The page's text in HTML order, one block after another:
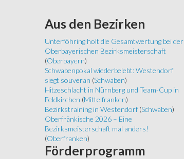
Aus den Bezirken
Unterföhring holt die Gesamtwertung bei der
Oberbayerischen Bezirksmeisterschaft
(Oberbayern)
Schwabenpokal wiederbelebt: Westendorf
siegt souverän (Schwaben)
Hitzeschlacht in Nürnberg und Team-Cup in
Feldkirchen (Mittelfranken)
Bezirkstraining in Westendorf (Schwaben)
Oberfränkische 2026 – Eine
Bezirksmeisterschaft mal anders!
(Oberfranken)
Förderprogramm